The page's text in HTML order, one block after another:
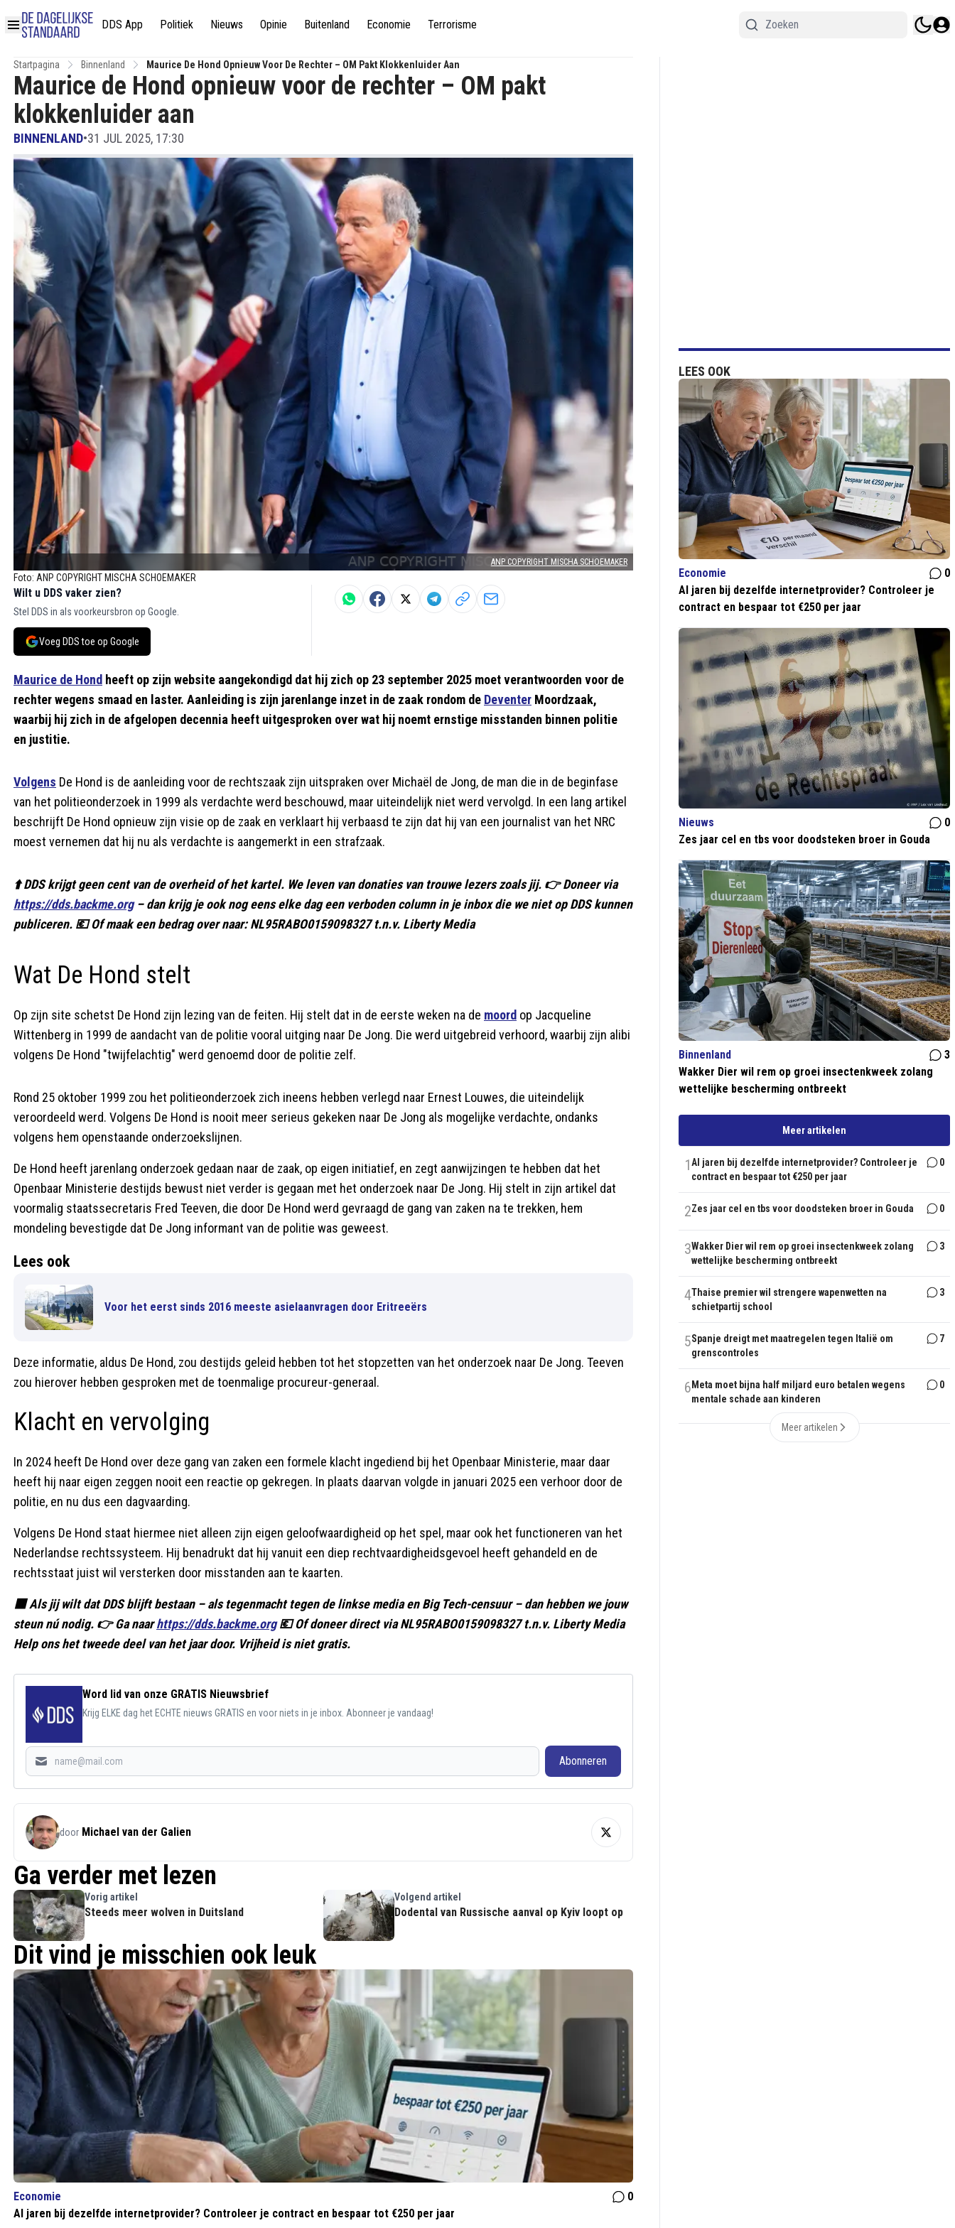
DDS App Politiek Nieuws Opinie Buitenland Economie Terrorisme
Startpagina Binnenland Maurice De Hond Opnieuw Voor De Rechter – OM Pakt Klokkenluider Aan
ANP COPYRIGHT MISCHA SCHOEMAKER
Foto: ANP COPYRIGHT MISCHA SCHOEMAKER
Maurice de Hond opnieuw voor de rechter – OM pakt
klokkenluider aan
BINNENLAND•31 JUL 2025, 17:30
Wilt u DDS vaker zien?
Stel DDS in als voorkeursbron op Google.
Voeg DDS toe op Google
Maurice de Hond heeft op zijn website aangekondigd dat hij zich op 23 september 2025 moet verantwoorden voor de
rechter wegens smaad en laster. Aanleiding is zijn jarenlange inzet in de zaak rondom de Deventer Moordzaak,
waarbij hij zich in de afgelopen decennia heeft uitgesproken over wat hij noemt ernstige misstanden binnen politie
en justitie.
Volgens De Hond is de aanleiding voor de rechtszaak zijn uitspraken over Michaël de Jong, de man die in de beginfase
van het politieonderzoek in 1999 als verdachte werd beschouwd, maar uiteindelijk niet werd vervolgd. In een lang artikel
beschrijft De Hond opnieuw zijn visie op de zaak en verklaart hij verbaasd te zijn dat hij van een journalist van het NRC
moest vernemen dat hij nu als verdachte is aangemerkt in een strafzaak.
⬆️ DDS krijgt geen cent van de overheid of het kartel. We leven van donaties van trouwe lezers zoals jij. 👉 Doneer via
https://dds.backme.org– dan krijg je ook nog eens elke dag een verboden column in je inbox die we niet op DDS kunnen
publiceren. 💶 Of maak een bedrag over naar: NL95RABO0159098327 t.n.v. Liberty Media
Wat De Hond stelt
Op zijn site schetst De Hond zijn lezing van de feiten. Hij stelt dat in de eerste weken na de moord op Jacqueline
Wittenberg in 1999 de aandacht van de politie vooral uitging naar De Jong. Die werd uitgebreid verhoord, waarbij zijn alibi
volgens De Hond "twijfelachtig" werd genoemd door de politie zelf.
Rond 25 oktober 1999 zou het politieonderzoek zich ineens hebben verlegd naar Ernest Louwes, die uiteindelijk
veroordeeld werd. Volgens De Hond is nooit meer serieus gekeken naar De Jong als mogelijke verdachte, ondanks
volgens hem openstaande onderzoekslijnen.
De Hond heeft jarenlang onderzoek gedaan naar de zaak, op eigen initiatief, en zegt aanwijzingen te hebben dat het
Openbaar Ministerie destijds bewust niet verder is gegaan met het onderzoek naar De Jong. Hij stelt in zijn artikel dat
voormalig staatssecretaris Fred Teeven, die door De Hond werd gevraagd de gang van zaken na te trekken, hem
mondeling bevestigde dat De Jong informant van de politie was geweest.
Lees ook
Voor het eerst sinds 2016 meeste asielaanvragen door Eritreeërs
Deze informatie, aldus De Hond, zou destijds geleid hebben tot het stopzetten van het onderzoek naar De Jong. Teeven
zou hierover hebben gesproken met de toenmalige procureur-generaal.
Klacht en vervolging
In 2024 heeft De Hond over deze gang van zaken een formele klacht ingediend bij het Openbaar Ministerie, maar daar
heeft hij naar eigen zeggen nooit een reactie op gekregen. In plaats daarvan volgde in januari 2025 een verhoor door de
politie, en nu dus een dagvaarding.
Volgens De Hond staat hiermee niet alleen zijn eigen geloofwaardigheid op het spel, maar ook het functioneren van het
Nederlandse rechtssysteem. Hij benadrukt dat hij vanuit een diep rechtvaardigheidsgevoel heeft gehandeld en de
rechtsstaat juist wil versterken door misstanden aan te kaarten.
🟥 Als jij wilt dat DDS blijft bestaan – als tegenmacht tegen de linkse media en Big Tech-censuur – dan hebben we jouw
steun nú nodig. 👉 Ga naarhttps://dds.backme.org💶 Of doneer direct via NL95RABO0159098327 t.n.v. Liberty Media
Help ons het tweede deel van het jaar door. Vrijheid is niet gratis.
Word lid van onze GRATIS Nieuwsbrief
Krijg ELKE dag het ECHTE nieuws GRATIS en voor niets in je inbox. Abonneer je vandaag!
Abonneren
door Michael van der Galien
Ga verder met lezen
Vorig artikel
Steeds meer wolven in Duitsland
Volgend artikel
Dodental van Russische aanval op Kyiv loopt op
Dit vind je misschien ook leuk
Economie
0
Al jaren bij dezelfde internetprovider? Controleer je contract en bespaar tot €250 per jaar
LEES OOK
Economie
0
Al jaren bij dezelfde internetprovider? Controleer je
contract en bespaar tot €250 per jaar
Nieuws
0
Zes jaar cel en tbs voor doodsteken broer in Gouda
Binnenland
3
Wakker Dier wil rem op groei insectenkweek zolang
wettelijke bescherming ontbreekt
Meer artikelen
1Al jaren bij dezelfde internetprovider? Controleer je
contract en bespaar tot €250 per jaar
0
2Zes jaar cel en tbs voor doodsteken broer in Gouda 0
3Wakker Dier wil rem op groei insectenkweek zolang
wettelijke bescherming ontbreekt
3
4Thaise premier wil strengere wapenwetten na
schietpartij school
3
5Spanje dreigt met maatregelen tegen Italië om
grenscontroles
7
6 Meta moet bijna half miljard euro betalen wegens
mentale schade aan kinderen
0
Meer artikelen